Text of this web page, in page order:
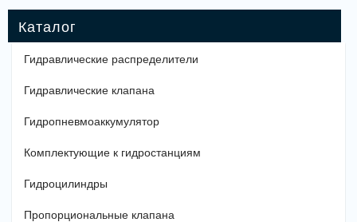
Гидравлические распределители
Гидравлические клапана
Гидропневмоаккумулятор
Комплектующие к гидростанциям
Гидроцилиндры
Пропорциональные клапана